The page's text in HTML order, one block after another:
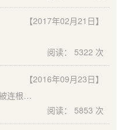
【2017年02月21日】
阅读： 5322 次
【2016年09月23日】
在一个日新月异的时代谈论寻根也许并不轻松，但是在摧枯拉朽的城市扩张过程中，在大面积的老城、村落被连根拔起的同时，或许寻根这件事正合时宜。上周，一支自发组成的寻根队伍由贵州前往湖南麻阳、芷江等地展开一场寻根之旅。
阅读： 5853 次